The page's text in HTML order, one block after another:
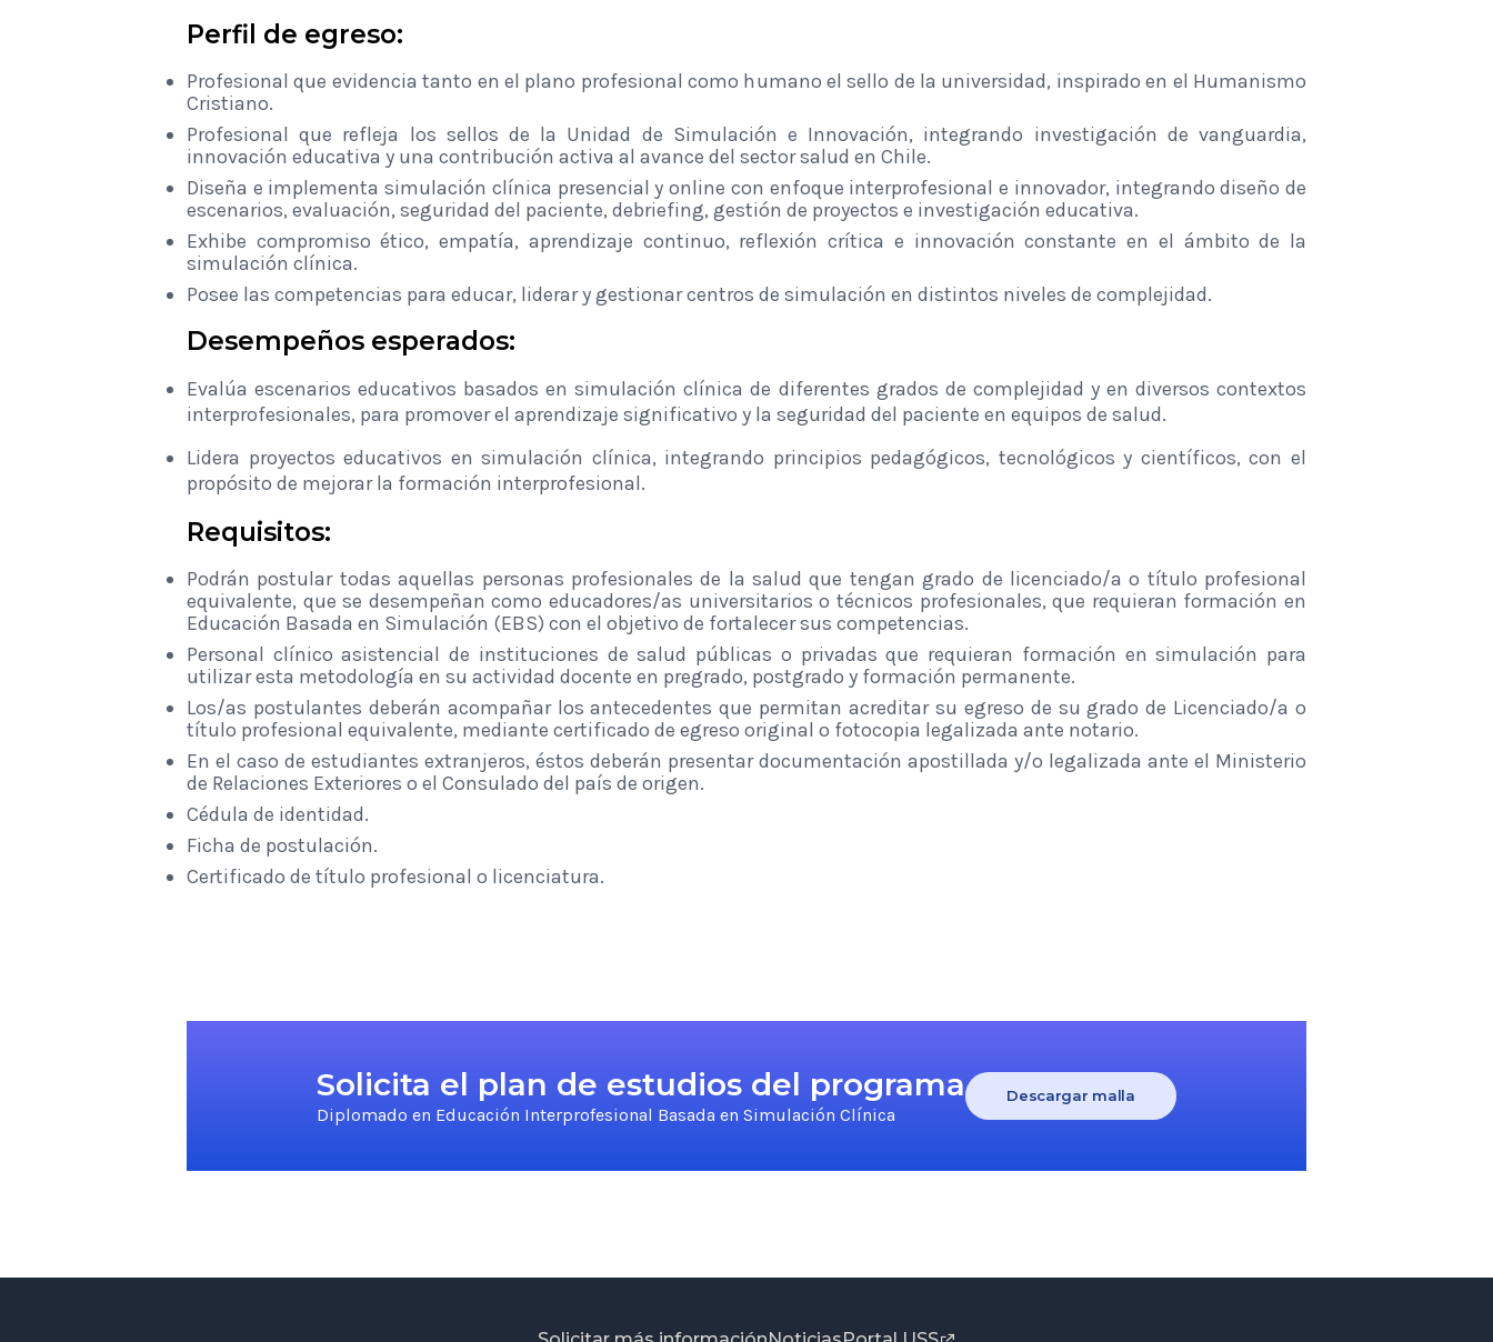
Perfil de egreso:
Profesional que evidencia tanto en el plano profesional como humano el sello de la universidad, inspirado en el Humanismo
Cristiano.
Profesional que refleja los sellos de la Unidad de Simulación e Innovación, integrando investigación de vanguardia,
innovación educativa y una contribución activa al avance del sector salud en Chile.
Diseña e implementa simulación clínica presencial y online con enfoque interprofesional e innovador, integrando diseño de
escenarios, evaluación, seguridad del paciente, debriefing, gestión de proyectos e investigación educativa.
Exhibe compromiso ético, empatía, aprendizaje continuo, reflexión crítica e innovación constante en el ámbito de la
simulación clínica.
Posee las competencias para educar, liderar y gestionar centros de simulación en distintos niveles de complejidad.
Desempeños esperados:
Evalúa escenarios educativos basados en simulación clínica de diferentes grados de complejidad y en diversos contextos
interprofesionales, para promover el aprendizaje significativo y la seguridad del paciente en equipos de salud.
Lidera proyectos educativos en simulación clínica, integrando principios pedagógicos, tecnológicos y científicos, con el
propósito de mejorar la formación interprofesional.
Requisitos:
Podrán postular todas aquellas personas profesionales de la salud que tengan grado de licenciado/a o título profesional
equivalente, que se desempeñan como educadores/as universitarios o técnicos profesionales, que requieran formación en
Educación Basada en Simulación (EBS) con el objetivo de fortalecer sus competencias.
Personal clínico asistencial de instituciones de salud públicas o privadas que requieran formación en simulación para
utilizar esta metodología en su actividad docente en pregrado, postgrado y formación permanente.
Los/as postulantes deberán acompañar los antecedentes que permitan acreditar su egreso de su grado de Licenciado/a o
título profesional equivalente, mediante certificado de egreso original o fotocopia legalizada ante notario.
En el caso de estudiantes extranjeros, éstos deberán presentar documentación apostillada y/o legalizada ante el Ministerio
de Relaciones Exteriores o el Consulado del país de origen.
Cédula de identidad.
Ficha de postulación.
Certificado de título profesional o licenciatura.
Solicita el plan de estudios del programa
Diplomado en Educación Interprofesional Basada en Simulación Clínica
Descargar malla